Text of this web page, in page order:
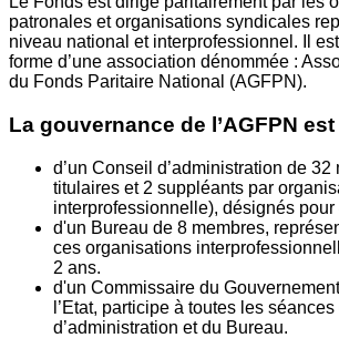
patronales et organisations syndicales
niveau national et interprofessionnel. Il
forme d’une association dénommée :
du Fonds Paritaire National (AGFPN).
La gouvernance de l’AGFPN
d’un Conseil d’administration de 32
titulaires et 2 suppléants par
interprofessionnelle), désignés pour
d'un Bureau de 8 membres,
ces organisations
2 ans.
d'un Commissaire du
l’Etat, participe à toutes les séances
d’administration et du Bureau.